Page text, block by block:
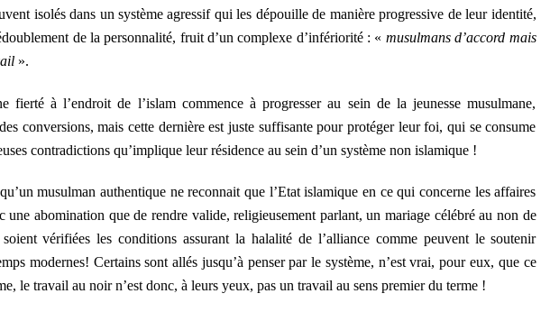
isolés dans un système agressif qui les dépouille de manière progressive de leur identité,
de la personnalité, fruit d’un complexe d’infériorité : « musulmans d’accord mais
».
fierté à l’endroit de l’islam commence à progresser au sein de la jeunesse musulmane,
conversions, mais cette dernière est juste suffisante pour protéger leur foi, qui se consume
contradictions qu’implique leur résidence au sein d’un système non islamique !
musulman authentique ne reconnait que l’Etat islamique en ce qui concerne les affaires
une abomination que de rendre valide, religieusement parlant, un mariage célébré au non de
vérifiées les conditions assurant la halalité de l’alliance comme peuvent le soutenir
modernes! Certains sont allés jusqu’à penser par le système, n’est vrai, pour eux, que ce
le travail au noir n’est donc, à leurs yeux, pas un travail au sens premier du terme !